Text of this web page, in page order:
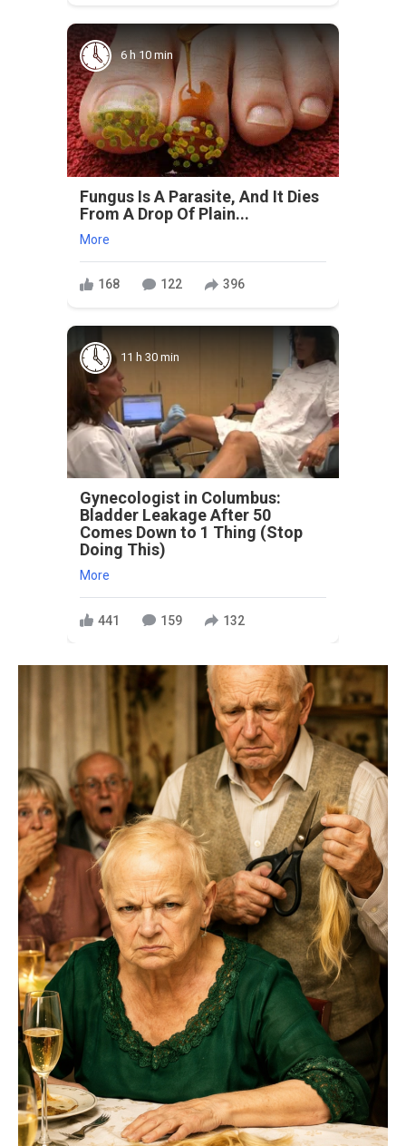
6 h 10 min
Fungus Is A Parasite, And It Dies
From A Drop Of Plain...
More
168 122 396
11 h 30 min
Gynecologist in Columbus:
Bladder Leakage After 50
Comes Down to 1 Thing (Stop
Doing This)
More
441 159 132